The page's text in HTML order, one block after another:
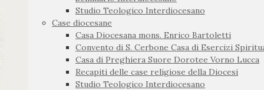
Studio Teologico Interdiocesano
Case diocesane
Casa Diocesana mons. Enrico Bartoletti
Convento di S. Cerbone Casa di Esercizi
Casa di Preghiera Suore Dorotee Vorno Lucca
Recapiti delle case religiose della Diocesi
Studio Teologico Interdiocesano